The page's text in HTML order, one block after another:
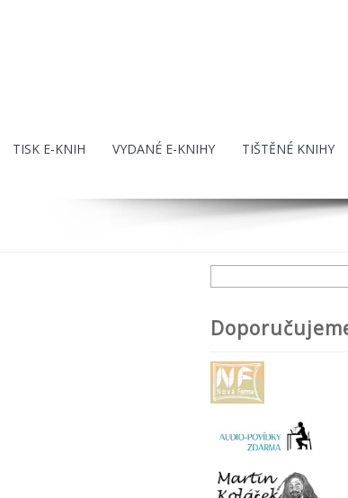
TISK E-KNIH VYDANÉ E-KNIHY TIŠTĚNÉ KNIHY
Vyhledávání
Hledat